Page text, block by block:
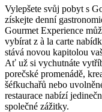
Vylepšete svůj pobyt s
získejte denní
Gourmet Experience
vybírat z à la carte
stává novou kapitolou
Ať už si vychutnáte
porečské promenádě,
šéfkuchařů nebo
restaurace nabízí
společné zážitky.